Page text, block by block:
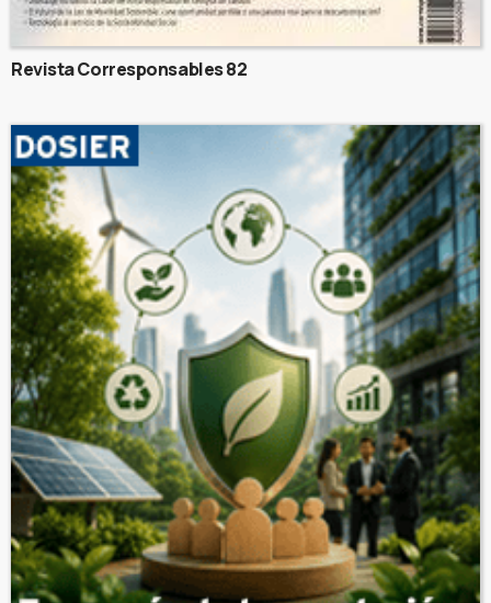
Revista Corresponsables 82